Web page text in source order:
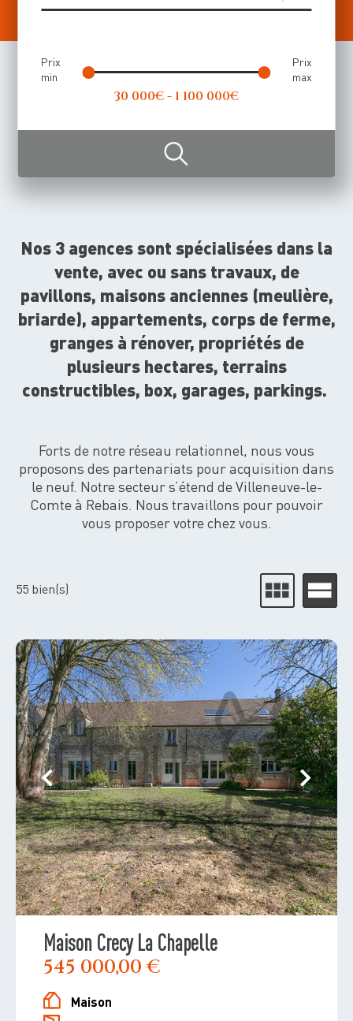
Prix
min
30 000€ - 1 100 000€
Prix
max
Nos 3 agences sont spécialisées dans la
vente, avec ou sans travaux, de
pavillons, maisons anciennes (meulière,
briarde), appartements, corps de ferme,
granges à rénover, propriétés de
plusieurs hectares, terrains
constructibles, box, garages, parkings.
Forts de notre réseau relationnel, nous vous
proposons des partenariats pour acquisition dans
le neuf. Notre secteur s’étend de Villeneuve-le-
Comte à Rebais. Nous travaillons pour pouvoir
vous proposer votre chez vous.
55 bien(s)
Maison Crecy La Chapelle
545 000,00 €
Maison